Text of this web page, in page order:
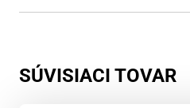
SÚVISIACI TOVAR